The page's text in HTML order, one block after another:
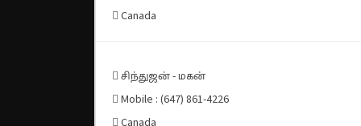
Canada
சிந்துஜன் - மகன்
Mobile : (647) 861-4226
Canada